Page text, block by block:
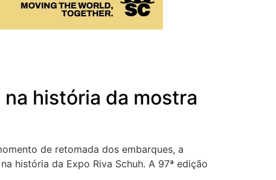
história da mostra
de retomada dos embarques, a
história da Expo Riva Schuh. A 97ª edição